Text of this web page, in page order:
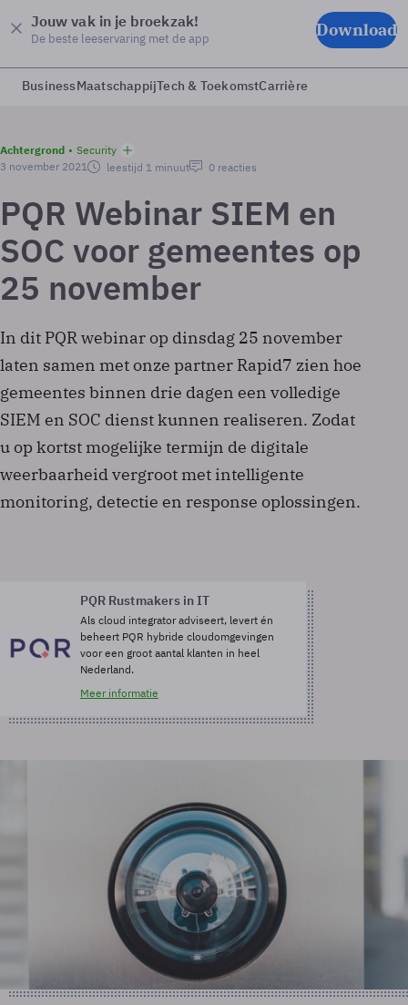
Jouw vak in je broekzak!
De beste leeservaring met de app Download
BusinessMaatschappijTech & ToekomstCarrière
Achtergrond
Security
3 november 2021
leestijd 1 minuut 0 reacties
PQR Webinar SIEM en
SOC voor gemeentes op
25 november
In dit PQR webinar op dinsdag 25 november
laten samen met onze partner Rapid7 zien hoe
gemeentes binnen drie dagen een volledige
SIEM en SOC dienst kunnen realiseren. Zodat
u op kortst mogelijke termijn de digitale
weerbaarheid vergroot met intelligente
monitoring, detectie en response oplossingen.
PQR Rustmakers in IT
Als cloud integrator adviseert, levert én
beheert PQR hybride cloudomgevingen
voor een groot aantal klanten in heel
Nederland.
Meer informatie